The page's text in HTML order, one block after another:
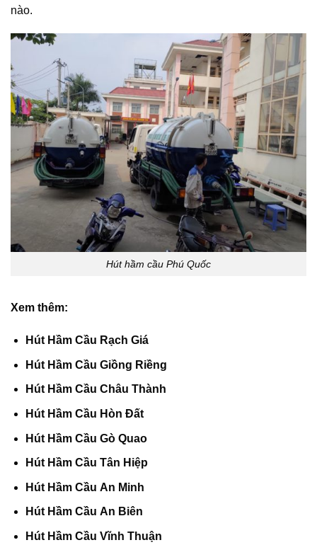
nào.
Hút hầm cầu Phú Quốc
Xem thêm:
Hút Hầm Cầu Rạch Giá
Hút Hầm Cầu Giồng Riềng
Hút Hầm Cầu Châu Thành
Hút Hầm Cầu Hòn Đất
Hút Hầm Cầu Gò Quao
Hút Hầm Cầu Tân Hiệp
Hút Hầm Cầu An Minh
Hút Hầm Cầu An Biên
Hút Hầm Cầu Vĩnh Thuận